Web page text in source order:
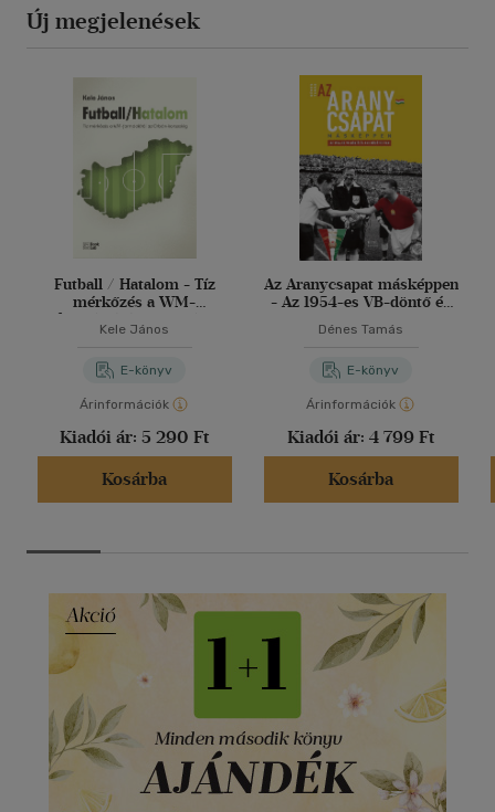
Új megjelenések
Futball / Hatalom - Tíz
mérkőzés a WM-
formációtól az Orbán-
korszakig
Kele János
E-könyv
Árinformációk
Kiadói ár: 5 290 Ft
Kosárba
Az Aranycsapat másképpen
- Az 1954-es VB-döntő és
Dénes Tamás
E-könyv
Árinformációk
Kiadói ár: 4 799 Ft
Kosárba